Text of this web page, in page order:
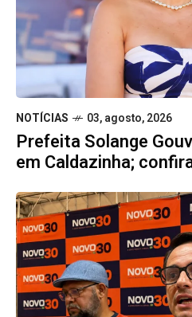
NOTÍCIAS 03, agosto, 2026
Prefeita Solange
em Caldazinha;